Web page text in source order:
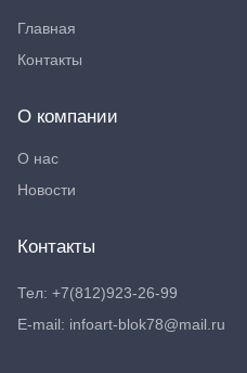
Главная
Контакты
О компании
О нас
Новости
Контакты
Тел: +7(812)923-26-99
E-mail: infoart-blok78@mail.ru